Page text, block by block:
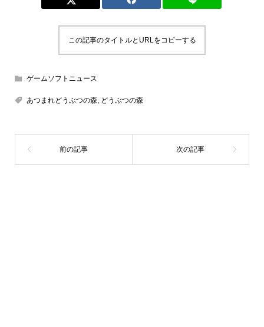
この記事のタイトルとURLをコピーする
ゲームソフトニュース
あつまれどうぶつの森, どうぶつの森